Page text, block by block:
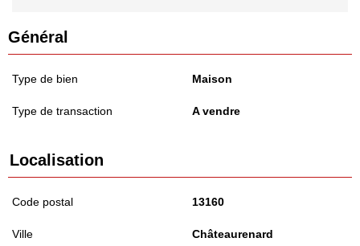
Général
Type de bien Maison
Type de transaction A vendre
Localisation
Code postal 13160
Ville Châteaurenard